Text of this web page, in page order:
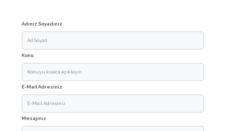
Adınız Soyadınız
Konu
E-Mail Adresiniz
Mesajınız